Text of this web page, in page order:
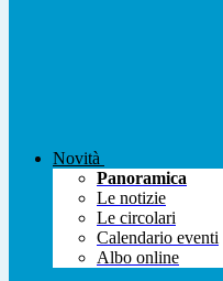
Novità
Panoramica
Le notizie
Le circolari
Calendario eventi
Albo online